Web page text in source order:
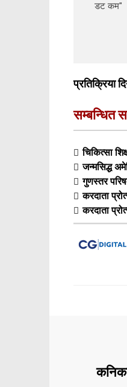
प्रतिक्रिया
सम्बन्धित
चिकित्सा
जन्मसिद्ध
गुणस्तर
करदाता
करदाता